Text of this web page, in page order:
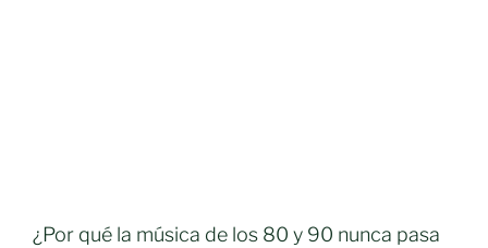
¿Por qué la música de los 80 y 90 nunca pasa